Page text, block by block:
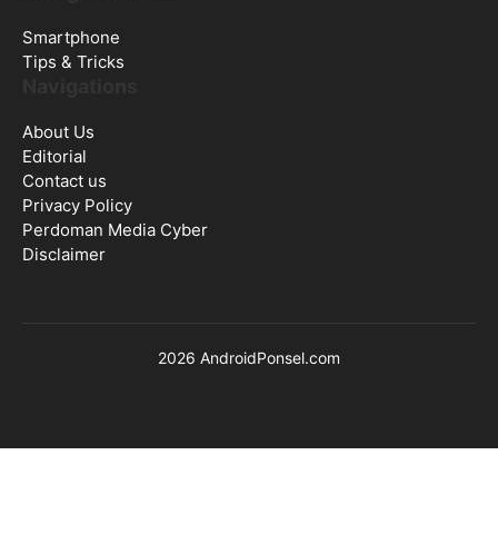
Smartphone
Tips & Tricks
About Us
Editorial
Contact us
Privacy Policy
Perdoman Media Cyber
Disclaimer
2026 AndroidPonsel.com